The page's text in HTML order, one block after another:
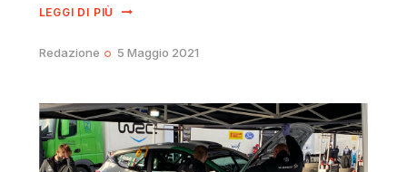
LEGGI DI PIÙ
Redazione 5 Maggio 2021